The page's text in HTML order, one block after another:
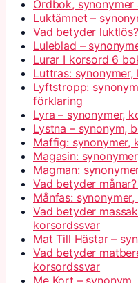
Ordbok,
Luktämnet –
Vad betyder
Luleblad –
Lurar I korsord 6
Luttras:
Lyftstropp:
förklaring
Lyra – synonymer,
Lystna – synonym,
Maffig: synonymer,
Magasin:
Magman:
Vad betyder
Månfas:
Vad betyder
korsordssvar
Mat Till Hästar –
Vad betyder
korsordssvar